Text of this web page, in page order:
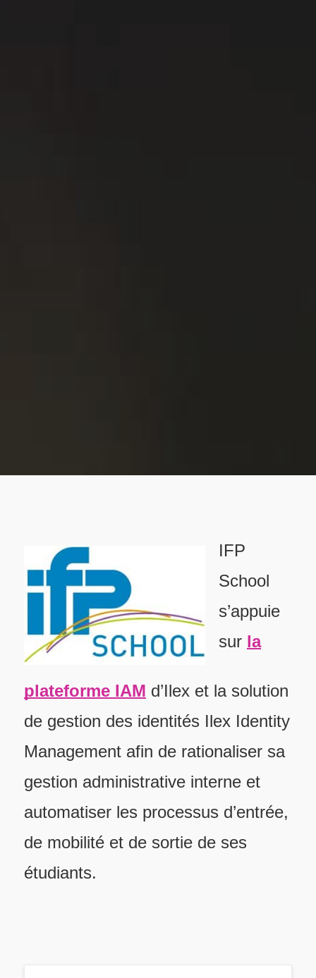
IFP
School
s’appuie
sur la
plateforme IAM d’Ilex et la solution
de gestion des identités Ilex Identity
Management afin de rationaliser sa
gestion administrative interne et
automatiser les processus d’entrée,
de mobilité et de sortie de ses
étudiants.